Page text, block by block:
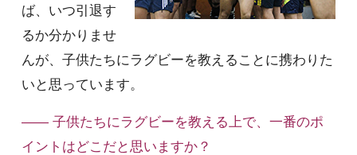
ば、いつ引退す
るか分かりませ
んが、子供たちにラグビーを教えることに携わりた
いと思っています。
—— 子供たちにラグビーを教える上で、一番のポ
イントはどこだと思いますか？